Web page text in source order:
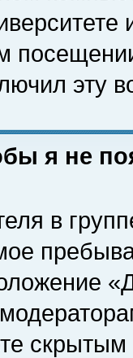
эту
я не
в
скрытым